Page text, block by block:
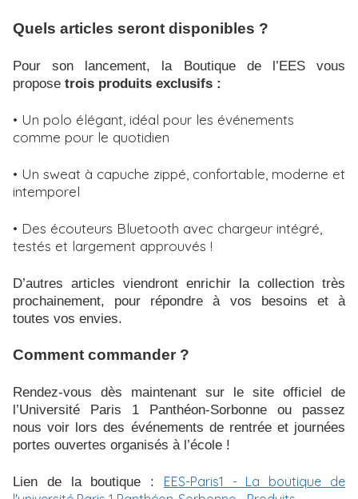
Quels articles seront disponibles ?
Pour son lancement, la Boutique de l’EES vous
propose trois produits exclusifs :
• Un polo élégant, idéal pour les événements
comme pour le quotidien
• Un sweat à capuche zippé, confortable, moderne et
intemporel
• Des écouteurs Bluetooth avec chargeur intégré,
testés et largement approuvés !
D’autres articles viendront enrichir la collection très
prochainement, pour répondre à vos besoins et à
toutes vos envies.
Comment commander ?
Rendez-vous dès maintenant sur le site officiel de
l’Université Paris 1 Panthéon-Sorbonne ou passez
nous voir lors des événements de rentrée et journées
portes ouvertes organisés à l’école !
Lien de la boutique : EES-Paris1 - La boutique de